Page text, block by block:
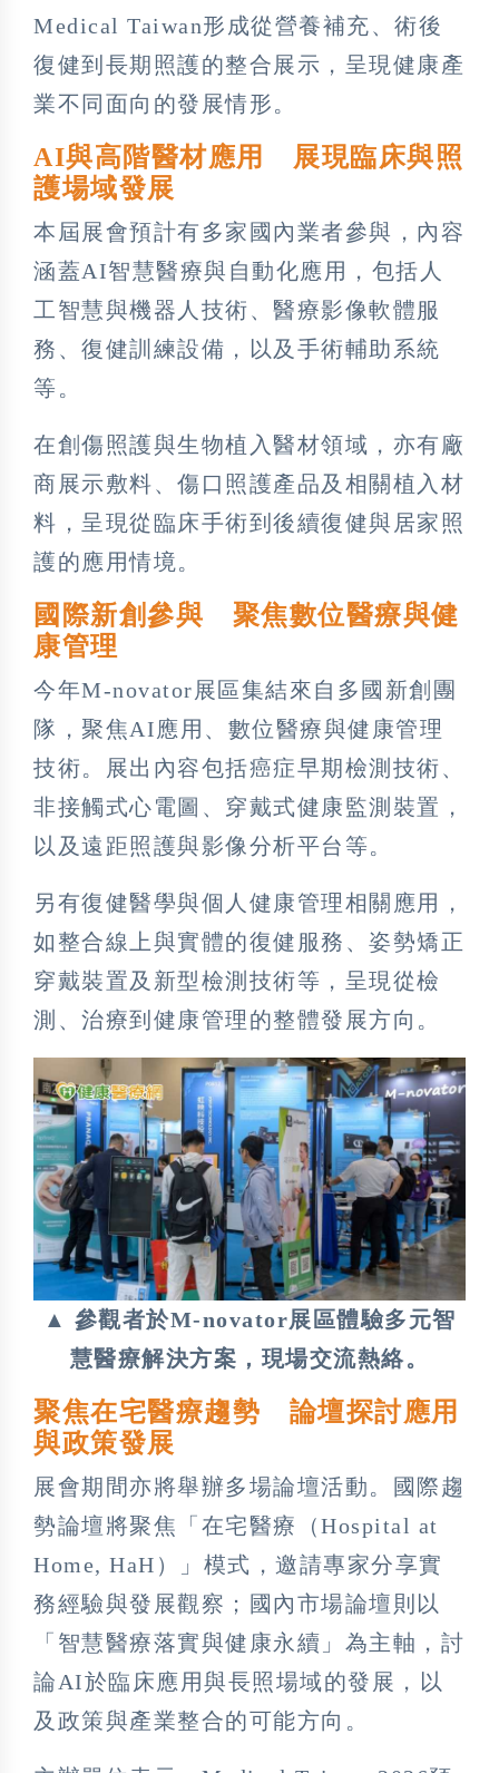
Medical Taiwan形成從營養補充、術後
復健到長期照護的整合展示，呈現健康產
業不同面向的發展情形。
AI與高階醫材應用 展現臨床與照
護場域發展
本屆展會預計有多家國內業者參與，內容
涵蓋AI智慧醫療與自動化應用，包括人
工智慧與機器人技術、醫療影像軟體服
務、復健訓練設備，以及手術輔助系統
等。
在創傷照護與生物植入醫材領域，亦有廠
商展示敷料、傷口照護產品及相關植入材
料，呈現從臨床手術到後續復健與居家照
護的應用情境。
國際新創參與 聚焦數位醫療與健
康管理
今年M-novator展區集結來自多國新創團
隊，聚焦AI應用、數位醫療與健康管理
技術。展出內容包括癌症早期檢測技術、
非接觸式心電圖、穿戴式健康監測裝置，
以及遠距照護與影像分析平台等。
另有復健醫學與個人健康管理相關應用，
如整合線上與實體的復健服務、姿勢矯正
穿戴裝置及新型檢測技術等，呈現從檢
測、治療到健康管理的整體發展方向。
▲ 參觀者於M-novator展區體驗多元智
慧醫療解決方案，現場交流熱絡。
聚焦在宅醫療趨勢 論壇探討應用
與政策發展
展會期間亦將舉辦多場論壇活動。國際趨
勢論壇將聚焦「在宅醫療（Hospital at
Home, HaH）」模式，邀請專家分享實
務經驗與發展觀察；國內市場論壇則以
「智慧醫療落實與健康永續」為主軸，討
論AI於臨床應用與長照場域的發展，以
及政策與產業整合的可能方向。